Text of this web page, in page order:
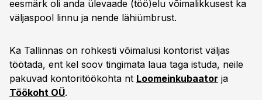
eesmärk oli anda ülevaade (töö)elu võimalikkusest ka
väljaspool linnu ja nende lähiümbrust.
Ka Tallinnas on rohkesti võimalusi kontorist väljas
töötada, ent kel soov tingimata laua taga istuda, neile
pakuvad kontoritöökohta nt Loomeinkubaator ja
Töökoht OÜ.